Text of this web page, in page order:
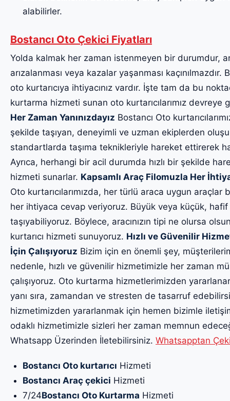
alabilirler.
Bostancı Oto Çekici Fiyatları
Yolda kalmak her zaman istenmeyen bir durumdur,
arızalanması veya kazalar yaşanması
oto kurtarıcıya ihtiyacınız vardır. İşte tam da bu
kurtarma hizmeti sunan oto kurtarıcılarımız devreye
Her Zaman Yanınızdayız Bostancı Oto
şekilde taşıyan, deneyimli ve uzman ekiplerden
standartlarda taşıma teknikleriyle hareket ettirerek
Ayrıca, herhangi bir acil durumda hızlı bir şekilde
hizmeti sunarlar. Kapsamlı Araç Filomuzla Her
Oto kurtarıcılarımızda, her türlü araca uygun araçlar
her ihtiyaca cevap veriyoruz. Büyük veya küçük, hafif
taşıyabiliyoruz. Böylece, aracınızın tipi ne olursa
kurtarıcı hizmeti sunuyoruz. Hızlı ve Güvenilir
İçin Çalışıyoruz Bizim için en önemli şey,
nedenle, hızlı ve güvenilir hizmetimizle her zaman
çalışıyoruz. Oto kurtarma hizmetlerimizden
yanı sıra, zamandan ve stresten de tasarruf
hizmetimizden yararlanmak için hemen bizimle
odaklı hizmetimizle sizleri her zaman memnun
Whatsapp Üzerinden İletebilirsiniz. Whatsapptan
Bostancı Oto kurtarıcı Hizmeti
Bostancı Araç çekici Hizmeti
7/24Bostancı Oto Kurtarma Hizmeti